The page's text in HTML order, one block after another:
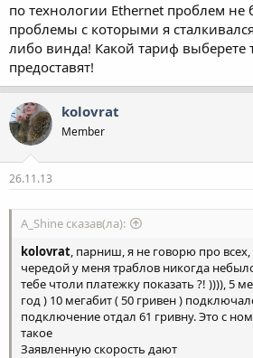
по технологии Ethernet проблем не
проблемы с которыми я
либо винда! Какой тариф выберете
предоставят!
kolovrat
Member
26.11.13
A_Shine сказав(ла):
kolovrat, парниш, я не говорю про всех,
чередой у меня траблов никогда
тебе чтоли платежку показать ?! )))), 5
год ) 10 мегабит ( 50 гривен )
подключение отдал 61 гривну. Это с
такое
Заявленную скорость дают